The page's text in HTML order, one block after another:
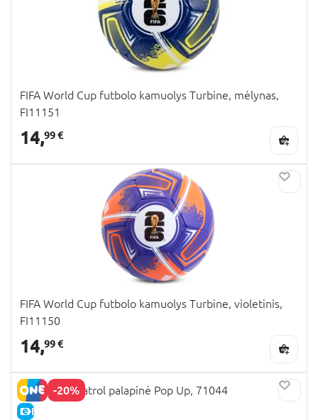
FIFA World Cup futbolo kamuolys Turbine, mėlynas,
FI11151
14,99 €
FIFA World Cup futbolo kamuolys Turbine, violetinis,
FI11150
14,99 €
-20%
E-KAINA
JOHN Paw Patrol palapinė Pop Up, 71044